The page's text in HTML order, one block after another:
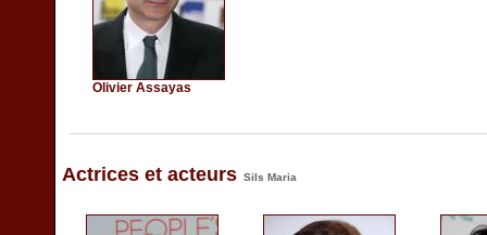
Olivier Assayas
Actrices et acteurs Sils Maria